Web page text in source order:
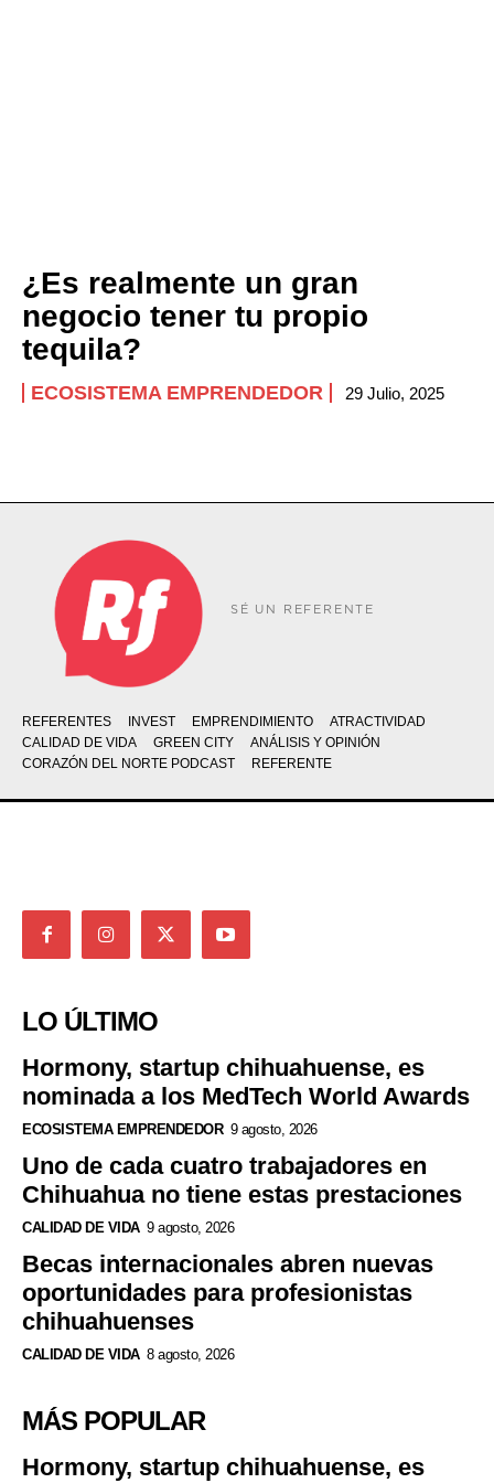
¿Es realmente un gran
negocio tener tu propio
tequila?
ECOSISTEMA EMPRENDEDOR 29 Julio, 2025
SÉ UN REFERENTE
REFERENTES INVEST EMPRENDIMIENTO
ATRACTIVIDAD
CALIDAD DE VIDA
GREEN CITY
ANÁLISIS Y OPINIÓN
CORAZÓN DEL NORTE PODCAST
REFERENTE
LO ÚLTIMO
Hormony, startup chihuahuense, es
nominada a los MedTech World Awards
ECOSISTEMA EMPRENDEDOR 9 agosto, 2026
Uno de cada cuatro trabajadores en
Chihuahua no tiene estas prestaciones
CALIDAD DE VIDA 9 agosto, 2026
Becas internacionales abren nuevas
oportunidades para profesionistas
chihuahuenses
CALIDAD DE VIDA 8 agosto, 2026
MÁS POPULAR
Hormony, startup chihuahuense, es